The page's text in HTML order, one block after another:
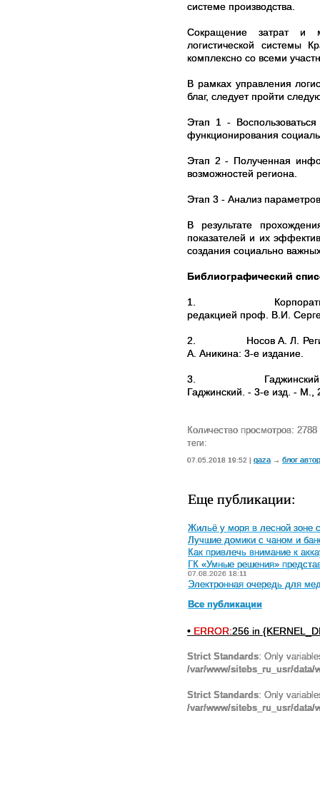
системе производства.
Сокращение затрат и
логистической системы
комплексно со всеми
В рамках управления
благ, следует пройти
Этап 1 -
функционирования
Этап 2 - Полученная
возможностей региона.
Этап 3 - Анализ
В результате
показателей и их
создания социально
Библиографический
1.
редакцией проф. В.И.
2.
Носов А. Л.
А. Аникина: 3-е издание.
3.
Гаджинский. - 3-е изд. - М.,
Количество просмотров: 2788
теги:
07.05.2018 19:52 | qaza → блог
Еще публикации:
Жильё у моря в лесной зоне
Лучшие домики с чаном и
Как привлечь внимание к
ГК «Умные решения»
07.08.2026 18:11
Электронная очередь для
Все публикации
• ERROR:256 in
Strict Standards: Only
/var/www/sitebs_ru_usr/
Strict Standards: Only
/var/www/sitebs_ru_usr/